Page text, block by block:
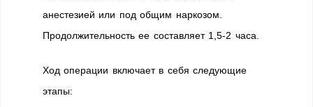
анестезией или под общим наркозом.
Продолжительность ее составляет 1,5-2 часа.
Ход операции включает в себя следующие
этапы: